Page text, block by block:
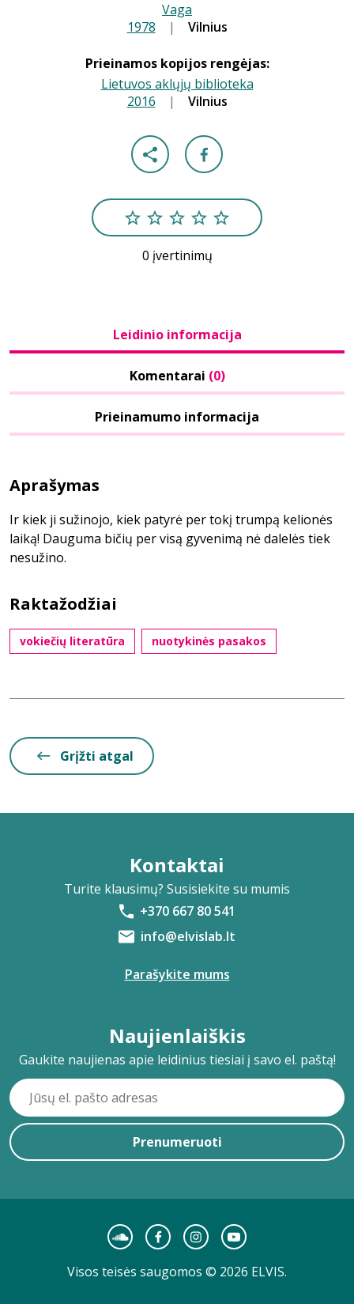
Vaga
1978 | Vilnius
Prieinamos kopijos rengėjas:
Lietuvos aklųjų biblioteka
2016 | Vilnius
0 įvertinimų
Leidinio informacija
Komentarai (0)
Prieinamumo informacija
Aprašymas
Ir kiek ji sužinojo, kiek patyrė per tokį trumpą kelionės
laiką! Dauguma bičių per visą gyvenimą nė dalelės tiek
nesužino.
Raktažodžiai
vokiečių literatūra nuotykinės pasakos
Grįžti atgal
Kontaktai
Turite klausimų? Susisiekite su mumis
+370 667 80 541
info@elvislab.lt
Parašykite mums
Naujienlaiškis
Gaukite naujienas apie leidinius tiesiai į savo el. paštą!
Prenumeruoti
Visos teisės saugomos © 2026 ELVIS.